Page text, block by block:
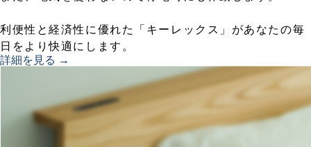
利便性と経済性に優れた「キーレックス」があなたの毎
日をより快適にします。
詳細を見る →